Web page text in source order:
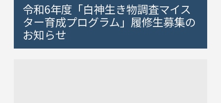
令和6年度「白神生き物調査マイス
ター育成プログラム」履修生募集の
お知らせ